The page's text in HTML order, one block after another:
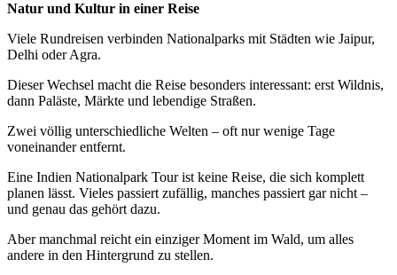
Natur und Kultur in einer Reise
Viele Rundreisen verbinden Nationalparks mit Städten wie Jaipur,
Delhi oder Agra.
Dieser Wechsel macht die Reise besonders interessant: erst Wildnis,
dann Paläste, Märkte und lebendige Straßen.
Zwei völlig unterschiedliche Welten – oft nur wenige Tage
voneinander entfernt.
Eine Indien Nationalpark Tour ist keine Reise, die sich komplett
planen lässt. Vieles passiert zufällig, manches passiert gar nicht –
und genau das gehört dazu.
Aber manchmal reicht ein einziger Moment im Wald, um alles
andere in den Hintergrund zu stellen.